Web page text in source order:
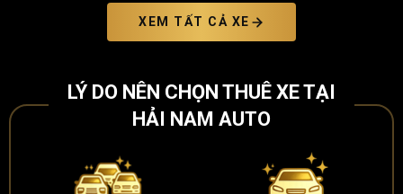
XEM TẤT CẢ XE
LÝ DO NÊN CHỌN THUÊ XE TẠI
HẢI NAM AUTO